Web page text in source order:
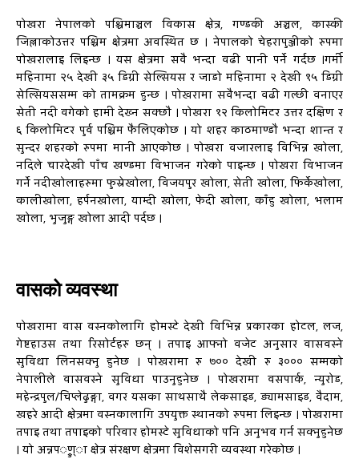
पोखरा नेपालको पश्चिमाञ्चल विकास क्षेत्र, गण्डकी अञ्चल, कास्की
जिल्लाकोउत्तर पश्चिम क्षेत्रमा अवस्थित छ । नेपालको चेहरापुञ्जीको रुपमा
पोखरालाइ लिइन्छ । यस क्षेत्रमा सवै भन्दा वढी पानी पर्ने गर्दछ ।गर्मी
महिनामा २५ देखी ३५ डिग्री सेल्सियस र जाडो महिनामा २ देखी १५ डिग्री
सेल्सियससम्म को तामक्रम हुन्छ । पोखरामा सवैभन्दा वढी गल्छी वनाएर
सेती नदी वगेको हामी देख्न सक्छौ । पोखरा १२ किलोमिटर उत्तर दक्षिण र
६ किलोमिटर पुर्व पश्चिम फैलिएकोछ । यो शहर काठमाण्डौ भन्दा शान्त र
सुन्दर शहरको रुपमा मानी आएकोछ । पोखरा वजारलाइ विभिन्न खोला,
नदिले चारदेखी पाँच खण्डमा विभाजन गरेको पाइन्छ । पोखरा विभाजन
गर्ने नदीखोलाहरुमा फुस्रेखोला, विजयपुर खोला, सेती खोला, फिर्केखोला,
कालीखोला, हर्पनखोला, याम्दी खोला, फेदी खोला, काँहु खोला, भलाम
खोला, भुजुङ्ग खोला आदी पर्दछ ।
वासको व्यवस्था
पोखरामा वास वस्नकोलागि होमस्टे देखी विभिन्न प्रकारका होटल, लज,
गेष्टहाउस तथा रिसोर्टहरु छन् । तपाइ आफ्नो वजेट अनुसार वासवस्ने
सुविधा लिनसक्नु हुनेछ । पोखरामा रु ७०० देखी रु ३००० सम्मको
नेपालीले वासवस्ने सुविधा पाउनुहुनेछ । पोखरामा वसपार्क, न्युरोड,
महेन्द्रपुल/चिप्लेढुङ्गा, वगर यसका साथसाथै लेकसाइड, ड्यामसाइड, वैदाम,
खहरे आदी क्षेत्रमा वस्नकालागि उपयुक्त स्थानको रुपमा लिइन्छ । पोखरामा
तपाइ तथा तपाइको परिवार होमस्टे सुविधाको पनि अनुभव गर्न सक्नुहुनेछ
। यो अन्नपर्ुण्ा क्षेत्र संरक्षण क्षेत्रमा विशेसगरी व्यवस्था गरेकोछ ।